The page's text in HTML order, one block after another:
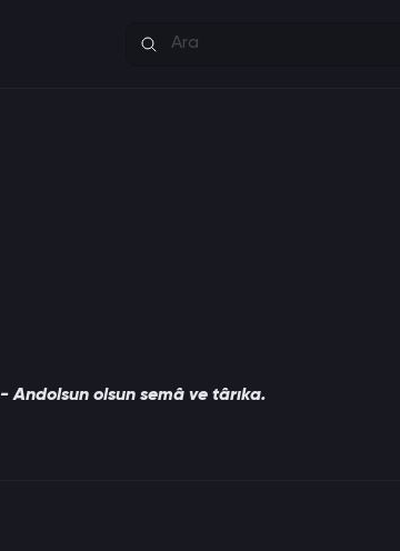
- Andolsun olsun semâ ve târıka.